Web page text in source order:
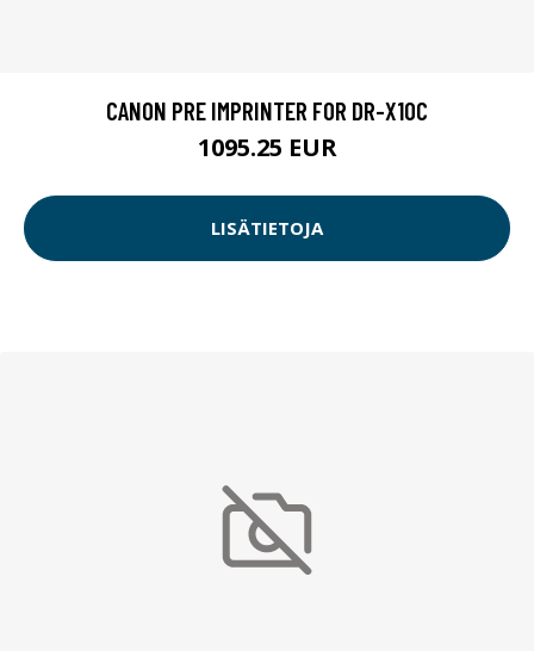
CANON PRE IMPRINTER FOR DR-X10C
1095.25 EUR
LISÄTIETOJA